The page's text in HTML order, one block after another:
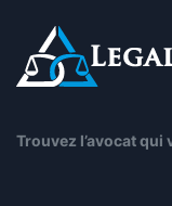
Trouvez l’avocat